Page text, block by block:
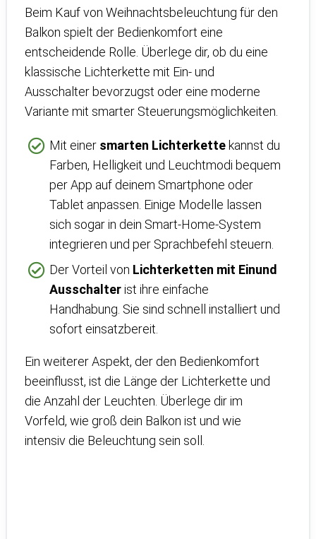
Beim Kauf von Weihnachtsbeleuchtung für den
Balkon spielt der Bedienkomfort eine
entscheidende Rolle. Überlege dir, ob du eine
klassische Lichterkette mit Ein- und
Ausschalter bevorzugst oder eine moderne
Variante mit smarter Steuerungsmöglichkeiten.
Mit einer smarten Lichterkette kannst du
Farben, Helligkeit und Leuchtmodi bequem
per App auf deinem Smartphone oder
Tablet anpassen. Einige Modelle lassen
sich sogar in dein Smart-Home-System
integrieren und per Sprachbefehl steuern.
Der Vorteil von Lichterketten mit Einund
Ausschalterist ihre einfache
Handhabung. Sie sind schnell installiert und
sofort einsatzbereit.
Ein weiterer Aspekt, der den Bedienkomfort
beeinflusst, ist die Länge der Lichterkette und
die Anzahl der Leuchten. Überlege dir im
Vorfeld, wie groß dein Balkon ist und wie
intensiv die Beleuchtung sein soll.